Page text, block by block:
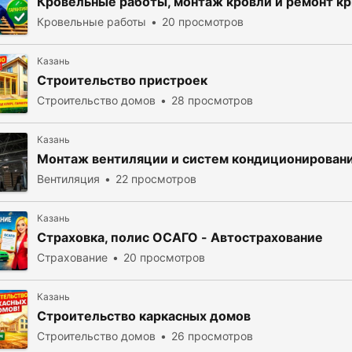
Кровельные работы 20 просмотров
Казань
Строительство пристроек
Строительство домов 28 просмотров
Казань
Монтаж вентиляции и систем
Вентиляция 22 просмотров
Казань
Страховка, полис ОСАГО - Автострахование
Страхование 20 просмотров
Казань
Строительство каркасных домов
Строительство домов 26 просмотров